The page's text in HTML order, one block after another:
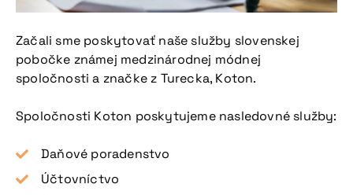
Začali sme poskytovať naše služby slovenskej
pobočke známej medzinárodnej módnej
spoločnosti a značke z Turecka, Koton.
Spoločnosti Koton poskytujeme nasledovné služby:
Daňové poradenstvo
Účtovníctvo